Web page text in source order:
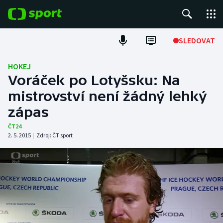
SLEDOVAT
Fotbal
Hokej
Tenis
Atletika
Cyklistika
DALŠÍ SPORTY
Americký fotbal
NEPŘEHLÉDNĚTE
HOKEJ
Voráček po Lotyšsku: Na
mistrovství není žádný lehký
zápas
ČT24
2. 5. 2015 | Zdroj: ČT sport